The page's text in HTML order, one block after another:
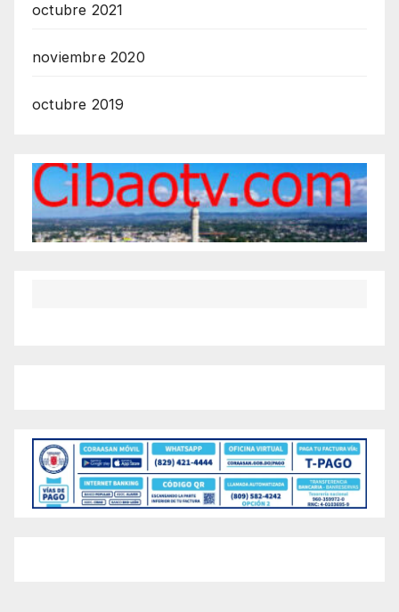
octubre 2021
noviembre 2020
octubre 2019